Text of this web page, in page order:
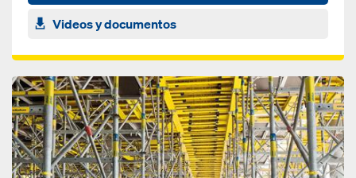
Videos y documentos